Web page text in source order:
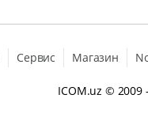
Сервис Магазин
ICOM.uz © 2009